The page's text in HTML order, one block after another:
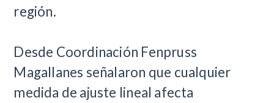
región.
Desde Coordinación Fenpruss
Magallanes señalaron que cualquier
medida de ajuste lineal afecta